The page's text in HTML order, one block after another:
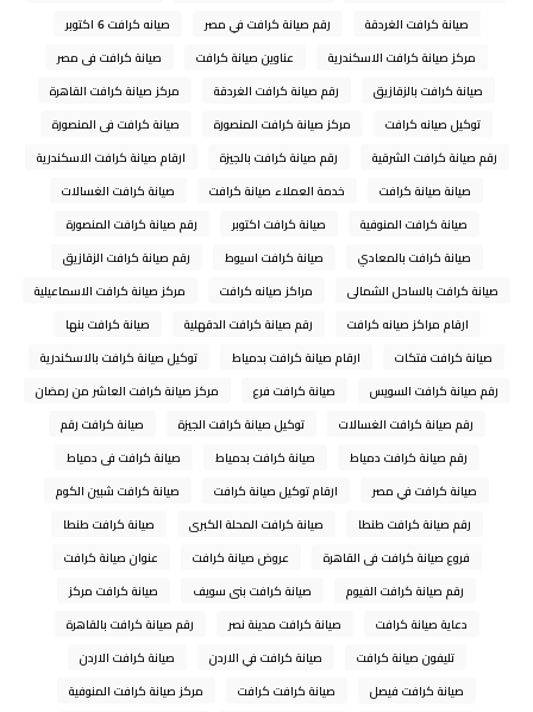
صيانة كرافت الغردقة
رقم صيانة كرافت في مصر
صيانه كرافت 6 اكتوبر
مركز صيانة كرافت الاسكندرية
عناوين صيانة كرافت
صيانة كرافت فى مصر
صيانة كرافت بالزقازيق
رقم صيانة كرافت الغردقة
مركز صيانة كرافت القاهرة
توكيل صيانه كرافت
مركز صيانة كرافت المنصورة
صيانة كرافت فى المنصورة
رقم صيانة كرافت الشرقية
رقم صيانة كرافت بالجيزة
ارقام صيانة كرافت الاسكندرية
صيانة صيانة كرافت
خدمة العملاء صيانة كرافت
صيانة كرافت الغسالات
صيانة كرافت المنوفية
صيانة كرافت اكتوبر
رقم صيانة كرافت المنصورة
صيانة كرافت بالمعادي
صيانة كرافت اسيوط
رقم صيانة كرافت الزقازيق
صيانة كرافت بالساحل الشمالى
مراكز صيانه كرافت
مركز صيانة كرافت الاسماعيلية
ارقام مراكز صيانه كرافت
رقم صيانة كرافت الدقهلية
صيانة كرافت بنها
صيانة كرافت فتكات
ارقام صيانة كرافت بدمياط
توكيل صيانة كرافت بالاسكندرية
رقم صيانة كرافت السويس
صيانة كرافت فرع
مركز صيانة كرافت العاشر من رمضان
رقم صيانة كرافت الغسالات
توكيل صيانة كرافت الجيزة
صيانة كرافت رقم
رقم صيانة كرافت دمياط
صيانة كرافت بدمياط
صيانة كرافت فى دمياط
صيانة كرافت في مصر
ارقام توكيل صيانة كرافت
صيانة كرافت شبين الكوم
رقم صيانة كرافت طنطا
صيانة كرافت المحلة الكبرى
صيانة كرافت طنطا
فروع صيانة كرافت فى القاهرة
عروض صيانة كرافت
عنوان صيانة كرافت
رقم صيانة كرافت الفيوم
صيانة كرافت بنى سويف
صيانة كرافت مركز
دعاية صيانة كرافت
صيانة كرافت مدينة نصر
رقم صيانة كرافت بالقاهرة
تليفون صيانة كرافت
صيانة كرافت في الاردن
صيانة كرافت الاردن
صيانة كرافت فيصل
صيانة كرافت كرافت
مركز صيانة كرافت المنوفية